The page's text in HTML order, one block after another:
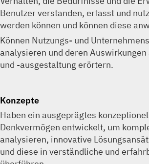
Benutzer verstanden, erfasst und
werden können und können diese
Können Nutzungs- und
analysieren und deren
und -ausgestaltung erörtern.
Konzepte
Haben ein ausgeprägtes
Denkvermögen entwickelt, um
analysieren, innovative
und diese in verständliche und